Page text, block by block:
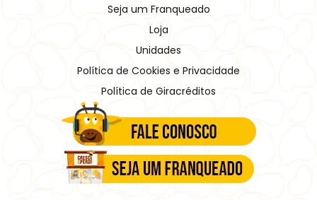
Seja um Franqueado
Loja
Unidades
Política de Cookies e Privacidade
Política de Giracréditos